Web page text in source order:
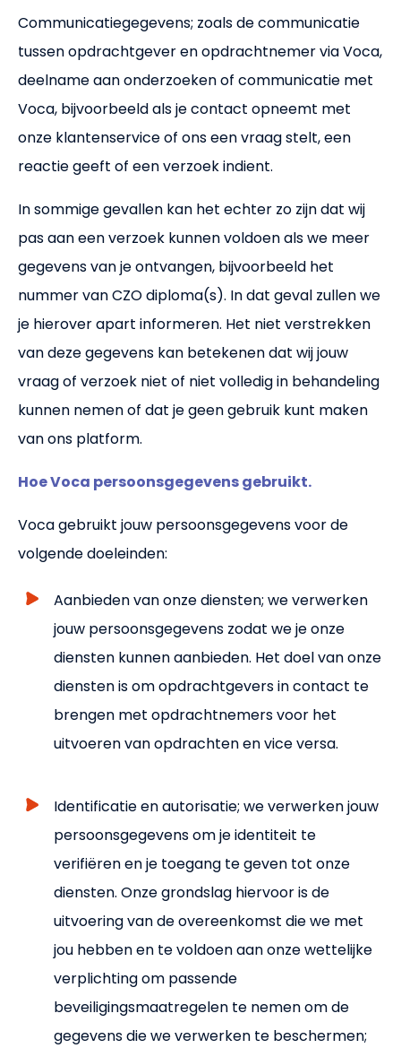
Communicatiegegevens; zoals de communicatie
tussen opdrachtgever en opdrachtnemer via Voca,
deelname aan onderzoeken of communicatie met
Voca, bijvoorbeeld als je contact opneemt met
onze klantenservice of ons een vraag stelt, een
reactie geeft of een verzoek indient.
In sommige gevallen kan het echter zo zijn dat wij
pas aan een verzoek kunnen voldoen als we meer
gegevens van je ontvangen, bijvoorbeeld het
nummer van CZO diploma(s). In dat geval zullen we
je hierover apart informeren. Het niet verstrekken
van deze gegevens kan betekenen dat wij jouw
vraag of verzoek niet of niet volledig in behandeling
kunnen nemen of dat je geen gebruik kunt maken
van ons platform.
Hoe Voca persoonsgegevens gebruikt.
Voca gebruikt jouw persoonsgegevens voor de
volgende doeleinden:
Aanbieden van onze diensten; we verwerken
jouw persoonsgegevens zodat we je onze
diensten kunnen aanbieden. Het doel van onze
diensten is om opdrachtgevers in contact te
brengen met opdrachtnemers voor het
uitvoeren van opdrachten en vice versa.
Identificatie en autorisatie; we verwerken jouw
persoonsgegevens om je identiteit te
verifiëren en je toegang te geven tot onze
diensten. Onze grondslag hiervoor is de
uitvoering van de overeenkomst die we met
jou hebben en te voldoen aan onze wettelijke
verplichting om passende
beveiligingsmaatregelen te nemen om de
gegevens die we verwerken te beschermen;